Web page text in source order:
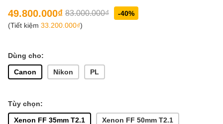
49.800.000₫ 83.000.000₫
-40%
(Tiết kiệm 33.200.000₫)
Dùng cho:
Canon
Nikon PL
Tùy chọn:
Xenon FF 35mm T2.1
Xenon FF 50mm T2.1